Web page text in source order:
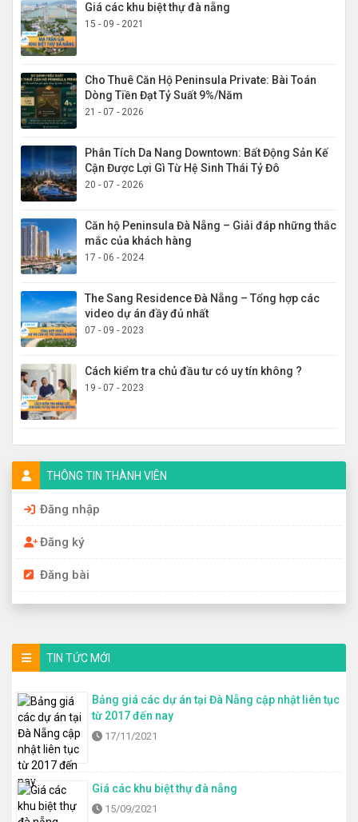
Giá các khu biệt thự đà nẵng
15 - 09 - 2021
Cho Thuê Căn Hộ Peninsula Private: Bài Toán
Dòng Tiền Đạt Tỷ Suất 9%/Năm
21 - 07 - 2026
Phân Tích Da Nang Downtown: Bất Động Sản Kế
Cận Được Lợi Gì Từ Hệ Sinh Thái Tỷ Đô
20 - 07 - 2026
Căn hộ Peninsula Đà Nẵng – Giải đáp những thắc
mắc của khách hàng
17 - 06 - 2024
The Sang Residence Đà Nẵng – Tổng hợp các
video dự án đầy đủ nhất
07 - 09 - 2023
Cách kiểm tra chủ đầu tư có uy tín không ?
19 - 07 - 2023
THÔNG TIN THÀNH VIÊN
Đăng nhập
Đăng ký
Đăng bài
TIN TỨC MỚI
Bảng giá các dự án tại Đà Nẵng cập nhật liên tục
từ 2017 đến nay
17/11/2021
Giá các khu biệt thự đà nẵng
15/09/2021